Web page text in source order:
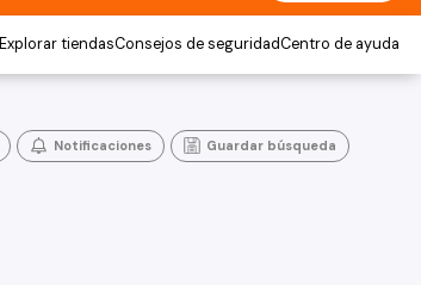
Explorar tiendasConsejos de seguridadCentro de ayuda
Notificaciones Guardar búsqueda